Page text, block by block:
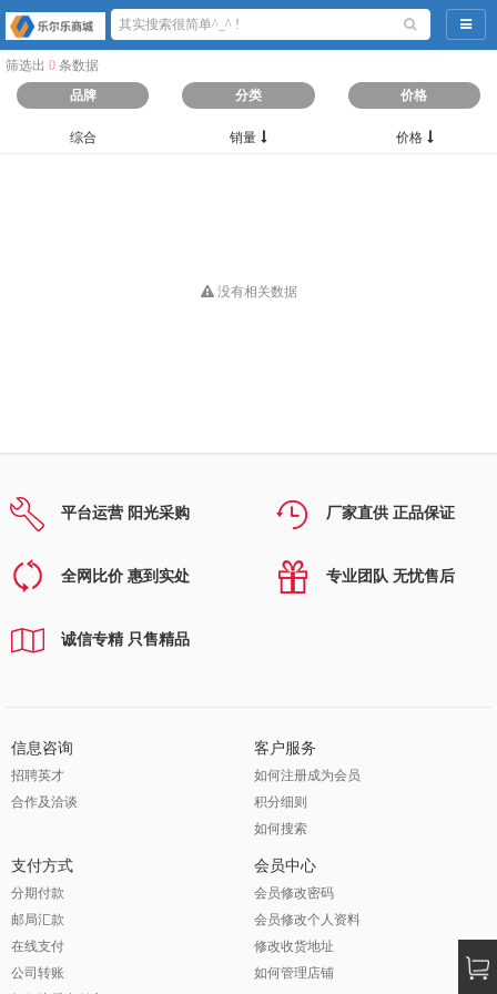
导航
筛选出 0 条数据
品牌
分类 价格
综合 销量 价格
没有相关数据
平台运营 阳光采购 厂家直供 正品保证
全网比价 惠到实处 专业团队 无忧售后
诚信专精 只售精品
信息咨询
招聘英才
合作及洽谈
客户服务
如何注册成为会员
积分细则
如何搜索
支付方式
分期付款
邮局汇款
在线支付
公司转账
会员中心
会员修改密码
会员修改个人资料
修改收货地址
如何管理店铺